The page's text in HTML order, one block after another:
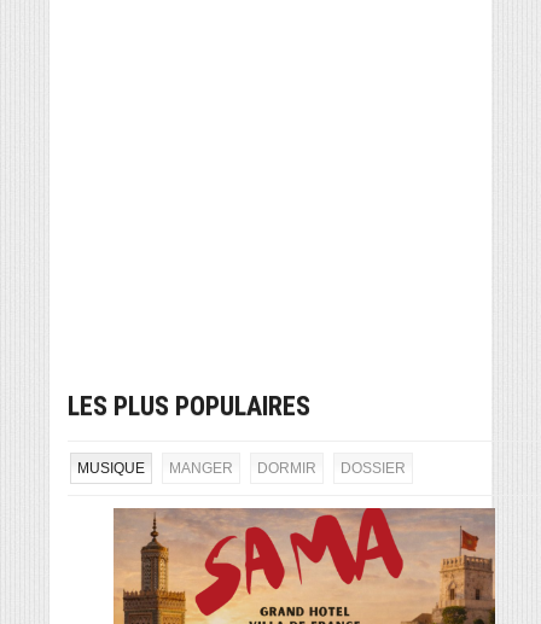
LES PLUS POPULAIRES
MUSIQUE MANGER DORMIR DOSSIER